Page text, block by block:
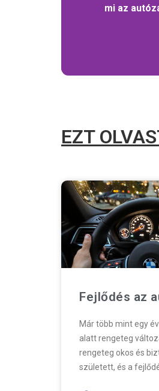
mi az
EZT
Fejlődés az
Már több mint egy
alatt rengeteg
rengeteg okos és
született, és a